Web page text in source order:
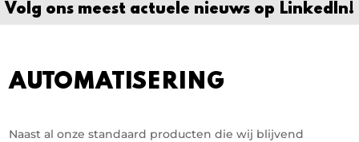
Volg ons meest actuele nieuws op Linkedln!
AUTOMATISERING
Naast al onze standaard producten die wij blijvend